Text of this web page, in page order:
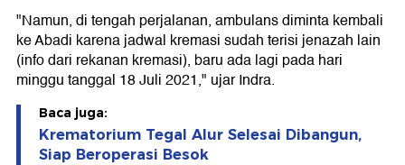
"Namun, di tengah perjalanan, ambulans diminta kembali
ke Abadi karena jadwal kremasi sudah terisi jenazah lain
(info dari rekanan kremasi), baru ada lagi pada hari
minggu tanggal 18 Juli 2021," ujar Indra.
Baca juga:
Krematorium Tegal Alur Selesai Dibangun,
Siap Beroperasi Besok